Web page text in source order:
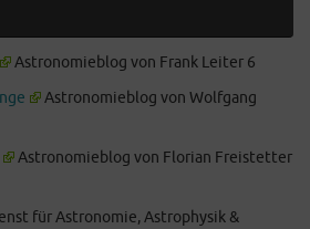
Astronomieblog von Frank Leiter 6
Astronomieblog von Wolfgang
Astronomieblog von Florian Freistetter
für Astronomie, Astrophysik &